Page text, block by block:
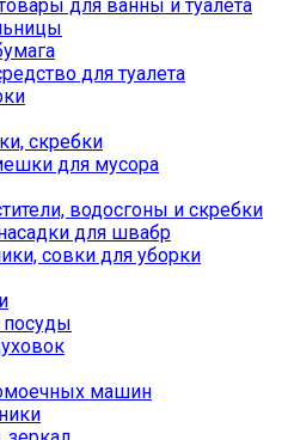
для ванны и туалета
для туалета
скребки
для мусора
водосгоны и скребки
для швабр
совки для уборки
машин